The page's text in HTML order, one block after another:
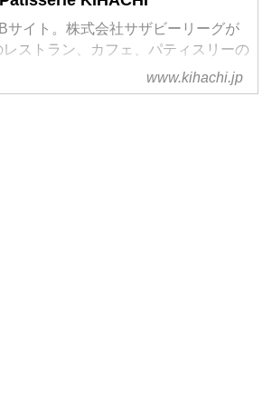
サイト。株式会社サザビーリーグが
レストラン、カフェ、パティスリーの
www.kihachi.jp